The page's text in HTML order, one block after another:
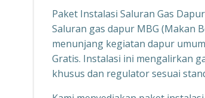
Paket Instalasi Saluran Gas
Saluran gas dapur MBG (Makan
menunjang kegiatan dapur
Gratis. Instalasi ini mengalirkan
khusus dan regulator sesuai